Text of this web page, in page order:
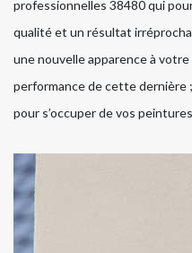
professionnelles 38480 qui
qualité et un résultat
une nouvelle apparence à
performance de cette dernière
pour s’occuper de vos